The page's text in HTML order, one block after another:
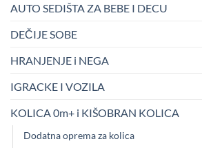
AUTO SEDIŠTA ZA BEBE I DECU
DEČIJE SOBE
HRANJENJE i NEGA
IGRACKE I VOZILA
KOLICA 0m+ i KIŠOBRAN KOLICA
Dodatna oprema za kolica